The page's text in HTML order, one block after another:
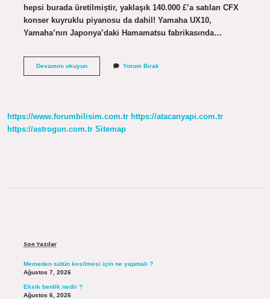
hepsi burada üretilmiştir, yaklaşık 140.000 £’a satılan CFX
konser kuyruklu piyanosu da dahil! Yamaha UX10,
Yamaha’nın Japonya’daki Hamamatsu fabrikasında…
Devamını okuyunYamaha
Yorum Bırak
https://www.forumbilisim.com.tr https://atacanyapi.com.tr
https://astrogun.com.tr Sitemap
Son Yazılar
Memeden sütün kesilmesi için ne yapmalı ?
Ağustos 7, 2026
Eksik benlik nedir ?
Ağustos 6, 2026